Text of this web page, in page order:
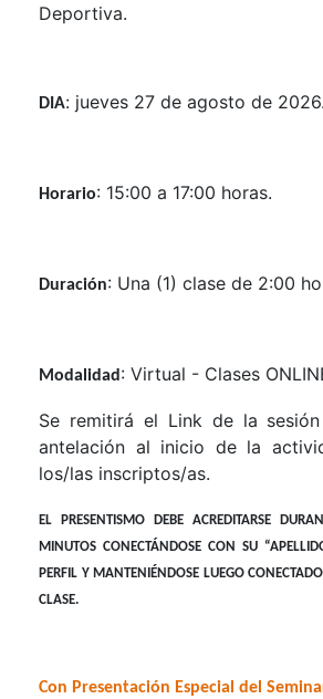
Deportiva.
DIA: jueves 27 de agosto de 2026.
Horario: 15:00 a 17:00 horas.
Duración: Una (1) clase de 2:00
Modalidad : Virtual - Clases
Se remitirá el Link de la
antelación al inicio de la
los/las inscriptos/as.
EL PRESENTISMO DEBE ACREDITARSE
MINUTOS CONECTÁNDOSE CON SU
PERFIL Y MANTENIÉNDOSE LUEGO
CLASE.
Con Presentación Especial del